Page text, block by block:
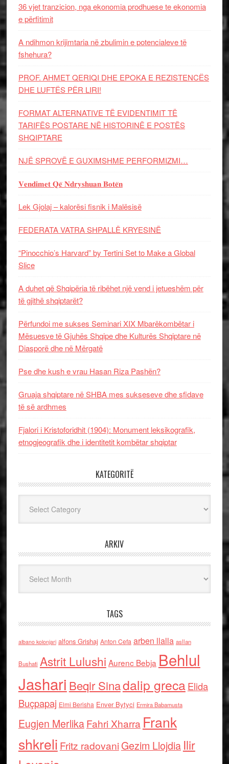
36 vjet tranzicion, nga ekonomia prodhuese te ekonomia
e përfitimit
A ndihmon krijimtaria në zbulimin e potencialeve të
fshehura?
PROF. AHMET QERIQI DHE EPOKA E REZISTENCЁS
DHE LUFTЁS PЁR LIRI!
FORMAT ALTERNATIVE TË EVIDENTIMIT TË
TARIFËS POSTARE NË HISTORINË E POSTËS
SHQIPTARE
NJË SPROVË E GUXIMSHME PERFORMIZMI…
𝐕𝐞𝐧𝐝𝐢𝐦𝐞𝐭 𝐐𝐞̈ 𝐍𝐝𝐫𝐲𝐬𝐡𝐮𝐚𝐧 𝐁𝐨𝐭𝐞̈𝐧
Lek Gjolaj – kalorësi fisnik i Malësisë
FEDERATA VATRA SHPALLË KRYESINË
“Pinocchio’s Harvard” by Tertini Set to Make a Global
Slice
A duhet që Shqipëria të ribëhet një vend i jetueshëm për
të gjithë shqiptarët?
Përfundoi me sukses Seminari XIX Mbarëkombëtar i
Mësuesve të Gjuhës Shqipe dhe Kulturës Shqiptare në
Diasporë dhe në Mërgatë
Pse dhe kush e vrau Hasan Riza Pashën?
Gruaja shqiptare në SHBA mes sukseseve dhe sfidave
të së ardhmes
Fjalori i Kristoforidhit (1904): Monument leksikografik,
etnogjeografik dhe i identitetit kombëtar shqiptar
KATEGORITË
ARKIV
TAGS
albano kolonjari alfons Grishaj Anton Cefa arben llalla asllan
Bushati Astrit Lulushi Aurenc Bebja Behlul
Jashari Beqir Sinadalip grecaElida
Buçpapaj Elmi Berisha Enver Bytyci Ermira Babamusta
Eugjen MerlikaFahri Xharra Frank
shkreli Fritz radovaniGezim Llojdia Ilir